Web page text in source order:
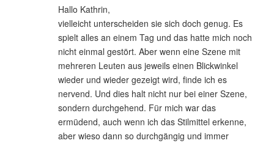
Hallo Kathrin,
vielleicht unterscheiden sie sich doch genug. Es
spielt alles an einem Tag und das hatte mich noch
nicht einmal gestört. Aber wenn eine Szene mit
mehreren Leuten aus jeweils einen Blickwinkel
wieder und wieder gezeigt wird, finde ich es
nervend. Und dies halt nicht nur bei einer Szene,
sondern durchgehend. Für mich war das
ermüdend, auch wenn ich das Stilmittel erkenne,
aber wieso dann so durchgängig und immer